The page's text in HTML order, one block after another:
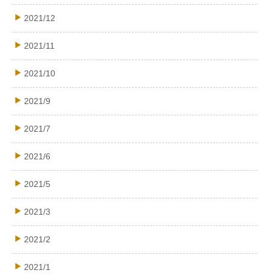
2021/12
2021/11
2021/10
2021/9
2021/7
2021/6
2021/5
2021/3
2021/2
2021/1